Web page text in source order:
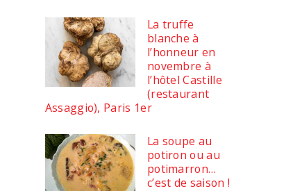
La truffe
blanche à
l’honneur en
novembre à
l’hôtel Castille
(restaurant
Assaggio), Paris 1er
La soupe au
potiron ou au
potimarron…
c’est de saison !